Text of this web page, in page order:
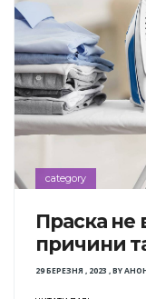
category
Праска не
причини
29 БЕРЕЗНЯ , 2023 ,BY